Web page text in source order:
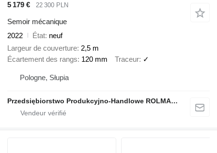
5 179 €
22 300 PLN
Semoir mécanique
2022
État neuf
Largeur de couverture 2,5 m
Écartement des rangs 120 mm Traceur ✓
Pologne, Słupia
Przedsiębiorstwo Produkcyjno-Handlowe ROLMAPOL Marcin Dziekan